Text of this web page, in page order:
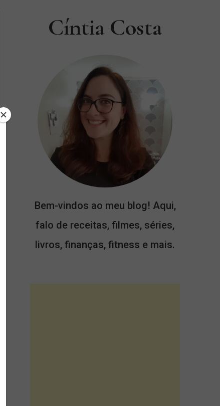
Cíntia Costa
Bem-vindos ao meu blog! Aqui,
falo de receitas, filmes, séries,
livros, finanças, fitness e mais.